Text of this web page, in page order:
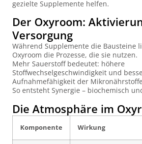
gezielte Supplemente helfen.
Der Oxyroom:
Versorgung
Während Supplemente die Bausteine
Oxyroom die Prozesse, die sie nutzen.
Mehr Sauerstoff bedeutet: höhere
Stoffwechselgeschwindigkeit und
Aufnahmefähigkeit der
So entsteht Synergie – biochemisch
Die Atmosphäre im
Komponente Wirkung